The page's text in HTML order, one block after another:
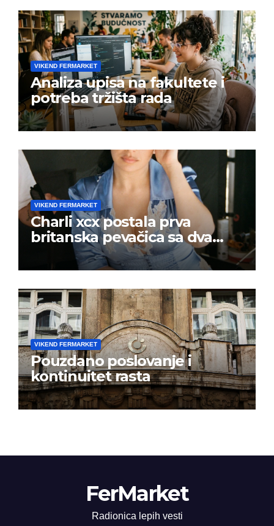
VIKEND FERMARKET
Analiza upisa na fakultete i
potreba tržišta rada
VIKEND FERMARKET
Charli xcx postala prva
britanska pevačica sa dva
albuma na prvom mestu u
istoj kalendarskoj godini
VIKEND FERMARKET
Pouzdano poslovanje i
kontinuitet rasta
FerMarket
Radionica lepih vesti